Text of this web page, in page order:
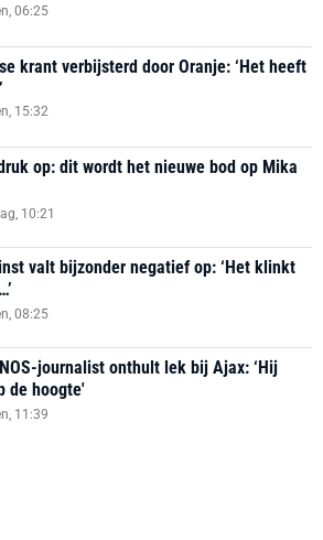
06:25
krant verbijsterd door Oranje: ‘Het heeft
15:32
op: dit wordt het nieuwe bod op Mika
10:21
valt bijzonder negatief op: ‘Het klinkt
08:25
journalist onthult lek bij Ajax: ‘Hij
de hoogte'
11:39